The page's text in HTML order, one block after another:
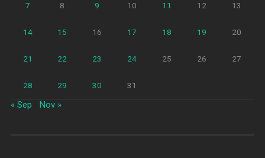
7 8 9 10 11 12 13
14 15 16 17 18 19 20
21 22 23 24 25 26 27
28 29 30 31
« Sep Nov »